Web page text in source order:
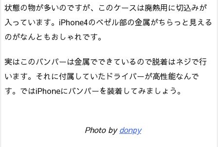
状態の物が多いのですが、このケースは廃熱用に切込みが
入っています。iPhone4のベゼル部の金属がちらっと見える
のがなんともおしゃれです。
実はこのバンパーは金属でできているので脱着はネジで行
います。それに付属していたドライバーが高性能なんで
す。ではiPhoneにバンパーを装着してみましょう。
Photo bydonpy